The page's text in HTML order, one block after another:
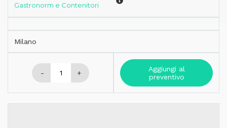
Gastronorm e Contenitori
Milano
- +
Aggiungi al
preventivo